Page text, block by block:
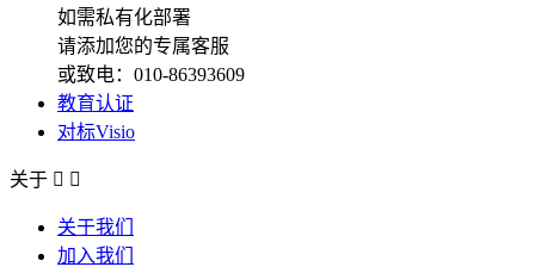
如需私有化部署
请添加您的专属客服
或致电：010-86393609
教育认证
对标Visio
关于  
关于我们
加入我们